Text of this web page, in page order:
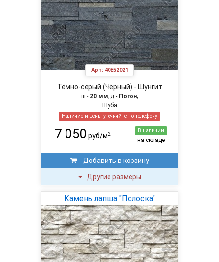
Арт: 40E52021
Тёмно-серый (Чёрный) - Шунгит
ш - 20 мм; д - Погон;
Шуба
Наличие и цены уточняйте по телефону
7 050 руб/м2
В наличии
на складе
Добавить в корзину
Другие размеры
Камень лапша "Полоска"